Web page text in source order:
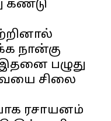
கண்டு
நான்கு
பழுது
சிலை
ரசாயனம்